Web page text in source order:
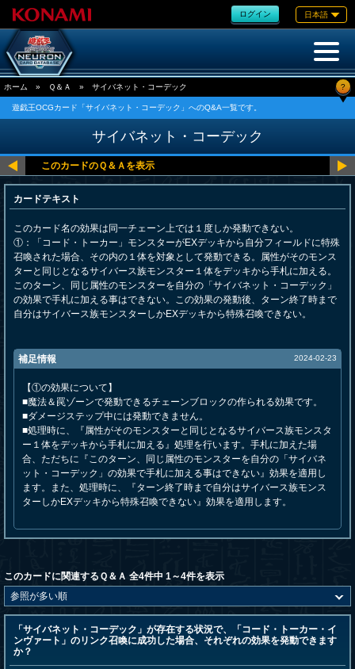
ログイン 日本語
ホーム » Ｑ＆Ａ » サイバネット・コーデック ?
遊戯王OCGカード「サイバネット・コーデック」へのQ&A一覧です。
サイバネット・コーデック
カードテキスト
このカード名の効果は同一チェーン上では１度しか発動できない。
①：「コード・トーカー」モンスターがEXデッキから自分フィールドに特殊
召喚された場合、その内の１体を対象として発動できる。属性がそのモンス
ターと同じとなるサイバース族モンスター１体をデッキから手札に加える。
このターン、同じ属性のモンスターを自分の「サイバネット・コーデック」
の効果で手札に加える事はできない。この効果の発動後、ターン終了時まで
自分はサイバース族モンスターしかEXデッキから特殊召喚できない。
補足情報 2024-02-23
【①の効果について】
■魔法＆罠ゾーンで発動できるチェーンブロックの作られる効果です。
■ダメージステップ中には発動できません。
■処理時に、『属性がそのモンスターと同じとなるサイバース族モンスタ
ー１体をデッキから手札に加える』処理を行います。手札に加えた場
合、ただちに『このターン、同じ属性のモンスターを自分の「サイバネ
ット・コーデック」の効果で手札に加える事はできない』効果を適用し
ます。また、処理時に、『ターン終了時まで自分はサイバース族モンス
ターしかEXデッキから特殊召喚できない』効果を適用します。
このカードに関連するＱ＆Ａ 全4件中 1～4件を表示
「サイバネット・コーデック」が存在する状況で、「コード・トーカー・イ
ンヴァート」のリンク召喚に成功した場合、それぞれの効果を発動できます
か？